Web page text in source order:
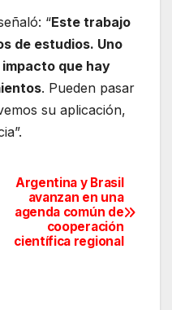
“Este trabajo
de estudios. Uno
que hay
. Pueden pasar
su aplicación,
Argentina y Brasil
avanzan en una
agenda común de
cooperación
científica regional